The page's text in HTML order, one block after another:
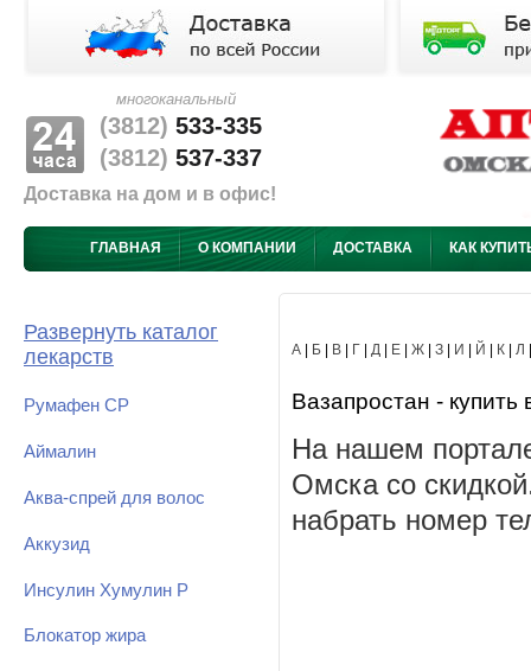
многоканальный
(3812) 533-335
(3812) 537-337
Доставка на дом и в офис!
ГЛАВНАЯ О КОМПАНИИ ДОСТАВКА КАК
Развернуть каталог
лекарств
Румафен СР
Аймалин
Аква-спрей для волос
Аккузид
Инсулин Хумулин Р
Блокатор жира
А Б В Г Д Е Ж З И Й К Л
Вазапростан - купить
На нашем
Омска со
набрать номер